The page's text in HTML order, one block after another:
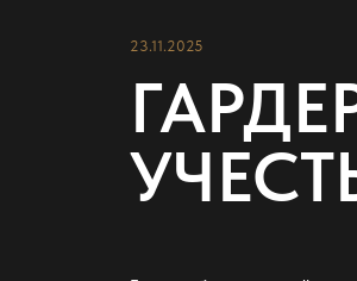
23.11.2025